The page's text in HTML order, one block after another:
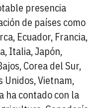
presencia
de países como
Ecuador, Francia,
Italia, Japón,
Corea del Sur,
Unidos, Vietnam,
ha contado con la